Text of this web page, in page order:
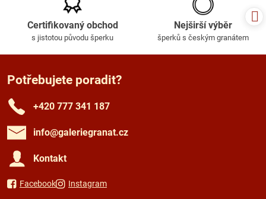
Certifikovaný obchod
s jistotou původu šperku
Nejširší výběr
šperků s českým granátem
Potřebujete poradit?
+420 777 341 187
info​@galeriegranat​.cz
Kontakt
Facebook Instagram